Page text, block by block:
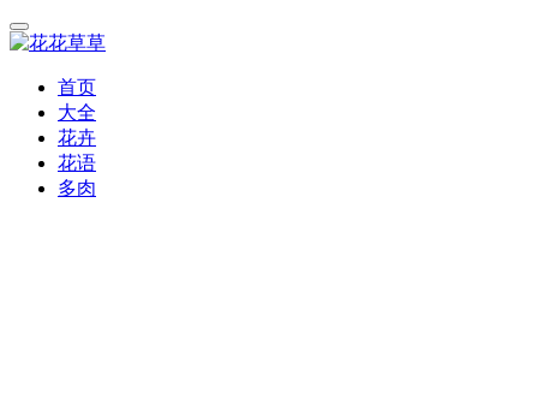
首页
大全
花卉
花语
多肉